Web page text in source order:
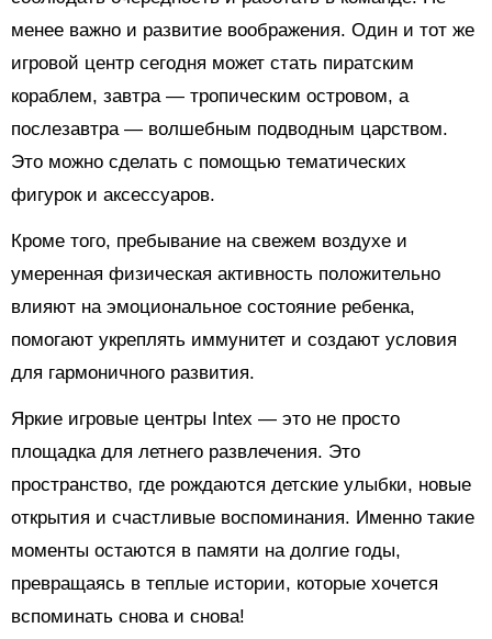
менее важно и развитие воображения. Один и тот же
игровой центр сегодня может стать пиратским
кораблем, завтра — тропическим островом, а
послезавтра — волшебным подводным царством.
Это можно сделать с помощью тематических
фигурок и аксессуаров.
Кроме того, пребывание на свежем воздухе и
умеренная физическая активность положительно
влияют на эмоциональное состояние ребенка,
помогают укреплять иммунитет и создают условия
для гармоничного развития.
Яркие игровые центры Intex — это не просто
площадка для летнего развлечения. Это
пространство, где рождаются детские улыбки, новые
открытия и счастливые воспоминания. Именно такие
моменты остаются в памяти на долгие годы,
превращаясь в теплые истории, которые хочется
вспоминать снова и снова!